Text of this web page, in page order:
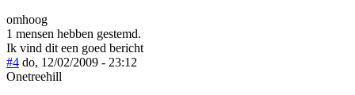
omhoog
1 mensen hebben gestemd.
Ik vind dit een goed bericht
#4 do, 12/02/2009 - 23:12
Onetreehill